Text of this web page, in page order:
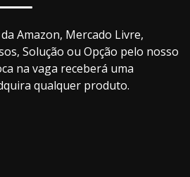
Amazon, Mercado Livre,
Solução ou Opção pelo nosso
na vaga receberá uma
qualquer produto.